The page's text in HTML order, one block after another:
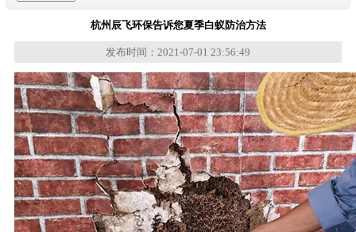
杭州辰飞环保告诉您夏季白蚁防治方法
发布时间：2021-07-01 23:56:49